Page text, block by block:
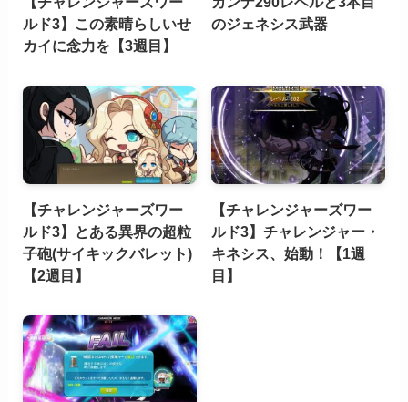
ルド3】この素晴らしいせ
カイに念力を【3週目】
のジェネシス武器
【チャレンジャーズワー
ルド3】とある異界の超粒
子砲(サイキックバレット)
【2週目】
【チャレンジャーズワー
ルド3】チャレンジャー・
キネシス、始動！【1週
目】